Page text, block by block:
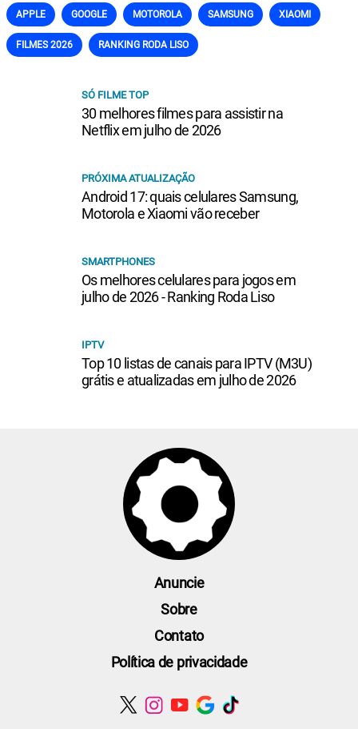
APPLE GOOGLE MOTOROLA SAMSUNG XIAOMI
FILMES 2026 RANKING RODA LISO
SÓ FILME TOP
30 melhores filmes para assistir na
Netflix em julho de 2026
PRÓXIMA ATUALIZAÇÃO
Android 17: quais celulares Samsung,
Motorola e Xiaomi vão receber
SMARTPHONES
Os melhores celulares para jogos em
julho de 2026 - Ranking Roda Liso
IPTV
Top 10 listas de canais para IPTV (M3U)
grátis e atualizadas em julho de 2026
Anuncie
Sobre
Contato
Política de privacidade